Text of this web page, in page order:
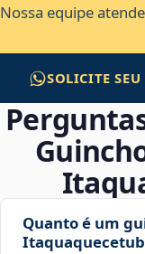
Nossa equipe
SOLICITE
Quanto é um